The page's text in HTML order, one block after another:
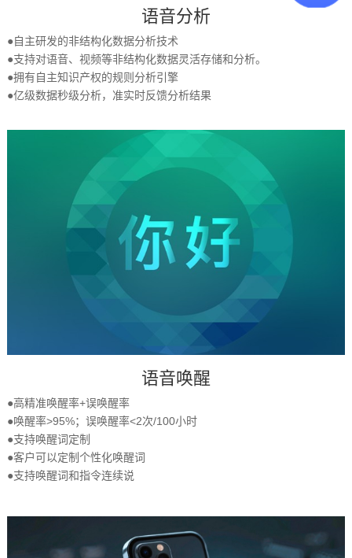
语音分析
●自主研发的非结构化数据分析技术
●支持对语音、视频等非结构化数据灵活存储和分析。
●拥有自主知识产权的规则分析引擎
●亿级数据秒级分析，准实时反馈分析结果
语音唤醒
●高精准唤醒率+误唤醒率
●唤醒率>95%；误唤醒率<2次/100小时
●支持唤醒词定制
●客户可以定制个性化唤醒词
●支持唤醒词和指令连续说